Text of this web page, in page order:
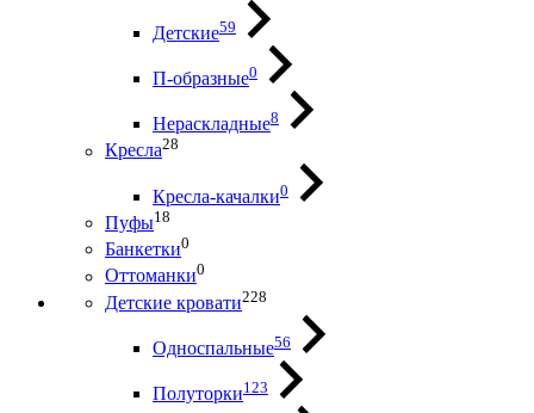
Детские59
П-образные0
Нераскладные8
Кресла28
Кресла-качалки0
Пуфы18
Банкетки0
Оттоманки0
Детские кровати228
Односпальные56
Полуторки123